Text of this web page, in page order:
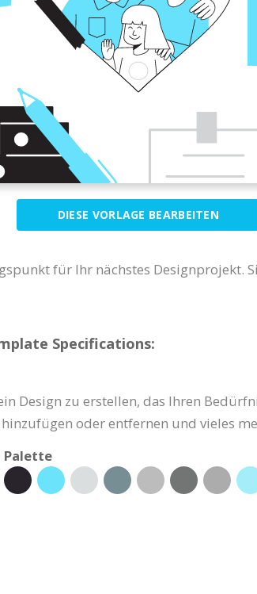
DIESE VORLAGE BEARBEITEN
für Ihr nächstes Designprojekt.
Specifications:
Design zu erstellen, das Ihren
oder entfernen und vieles
Palette